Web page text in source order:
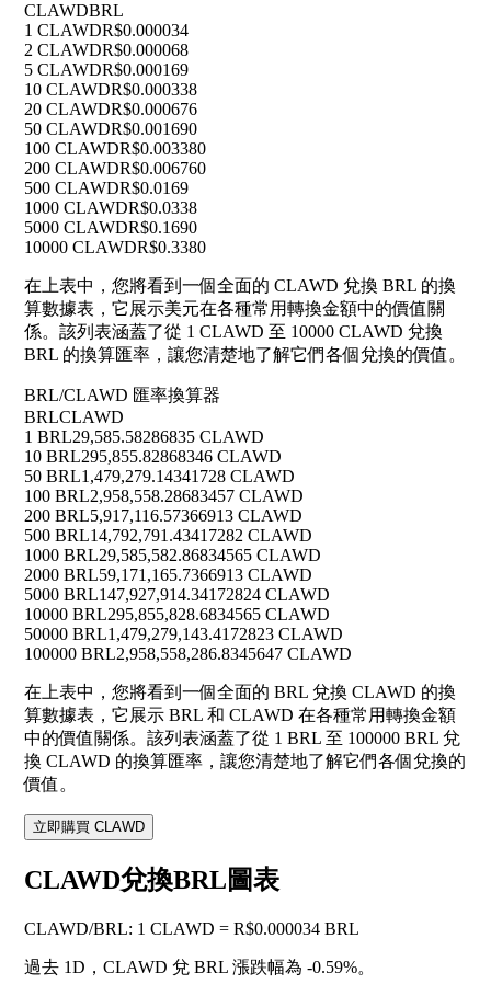
CLAWDBRL
1 CLAWDR$0.000034
2 CLAWDR$0.000068
5 CLAWDR$0.000169
10 CLAWDR$0.000338
20 CLAWDR$0.000676
50 CLAWDR$0.001690
100 CLAWDR$0.003380
200 CLAWDR$0.006760
500 CLAWDR$0.0169
1000 CLAWDR$0.0338
5000 CLAWDR$0.1690
10000 CLAWDR$0.3380
在上表中，您將看到一個全面的 CLAWD 兌換 BRL 的換
算數據表，它展示美元在各種常用轉換金額中的價值關
係。該列表涵蓋了從 1 CLAWD 至 10000 CLAWD 兌換
BRL 的換算匯率，讓您清楚地了解它們各個兌換的價值。
BRL/CLAWD 匯率換算器
BRLCLAWD
1 BRL29,585.58286835 CLAWD
10 BRL295,855.82868346 CLAWD
50 BRL1,479,279.14341728 CLAWD
100 BRL2,958,558.28683457 CLAWD
200 BRL5,917,116.57366913 CLAWD
500 BRL14,792,791.43417282 CLAWD
1000 BRL29,585,582.86834565 CLAWD
2000 BRL59,171,165.7366913 CLAWD
5000 BRL147,927,914.34172824 CLAWD
10000 BRL295,855,828.6834565 CLAWD
50000 BRL1,479,279,143.4172823 CLAWD
100000 BRL2,958,558,286.8345647 CLAWD
在上表中，您將看到一個全面的 BRL 兌換 CLAWD 的換
算數據表，它展示 BRL 和 CLAWD 在各種常用轉換金額
中的價值關係。該列表涵蓋了從 1 BRL 至 100000 BRL 兌
換 CLAWD 的換算匯率，讓您清楚地了解它們各個兌換的
價值。
立即購買 CLAWD
CLAWD兌換BRL圖表
CLAWD/BRL: 1 CLAWD = R$0.000034 BRL
過去 1D，CLAWD 兌 BRL 漲跌幅為 -0.59%。